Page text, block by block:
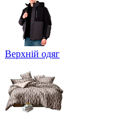
Верхній одяг